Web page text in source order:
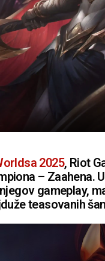
2025, Riot
– Zaahena.
gameplay,
teasovanih